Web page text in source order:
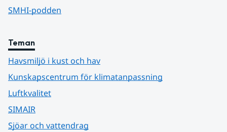
SMHI-podden
Teman
Havsmiljö i kust och hav
Kunskapscentrum för klimatanpassning
Luftkvalitet
SIMAIR
Sjöar och vattendrag